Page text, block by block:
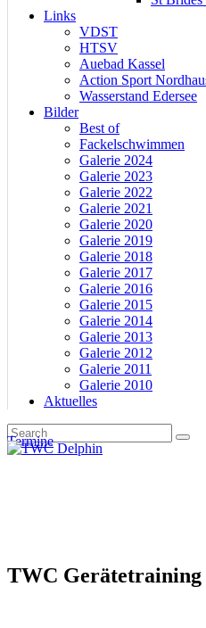
Links
VDST
HTSV
Auebad Kassel
Action Sport
Wasserstand Edersee
Bilder
Best of
Fackelschwimmen
Galerie 2024
Galerie 2023
Galerie 2022
Galerie 2021
Galerie 2020
Galerie 2019
Galerie 2018
Galerie 2017
Galerie 2016
Galerie 2015
Galerie 2014
Galerie 2013
Galerie 2012
Galerie 2011
Galerie 2010
Aktuelles
Termine
TWC Gerätetraining